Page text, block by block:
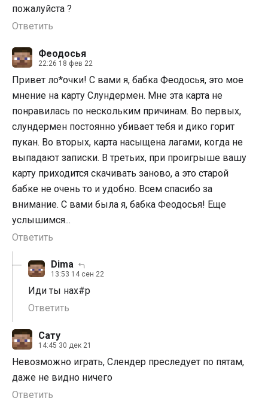
пожалуйста ?
Ответить
Феодосья
22:26 18 фев 22
Привет ло*очки! С вами я, бабка Феодосья, это мое
мнение на карту Слундермен. Мне эта карта не
понравилась по нескольким причинам. Во первых,
слундермен постоянно убивает тебя и дико горит
пукан. Во вторых, карта насыщена лагами, когда не
выпадают записки. В третьих, при проигрыше вашу
карту приходится скачивать заново, а это старой
бабке не очень то и удобно. Всем спасибо за
внимание. С вами была я, бабка Феодосья! Еще
услышимся...
Ответить
Dima
13:53 14 сен 22
Иди ты нах#р
Ответить
Сату
14:45 30 дек 21
Невозможно играть, Слендер преследует по пятам,
даже не видно ничего
Ответить